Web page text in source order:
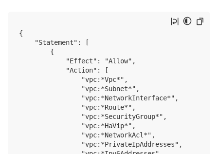
{
    "Statement": [
        {
            "Effect": "Allow",
            "Action": [
                "vpc:*Vpc*",
                "vpc:*Subnet*",
                "vpc:*NetworkInterface*",
                "vpc:*Route*",
                "vpc:*SecurityGroup*",
                "vpc:*HaVip*",
                "vpc:*NetworkAcl*",
                "vpc:*PrivateIpAddresses",